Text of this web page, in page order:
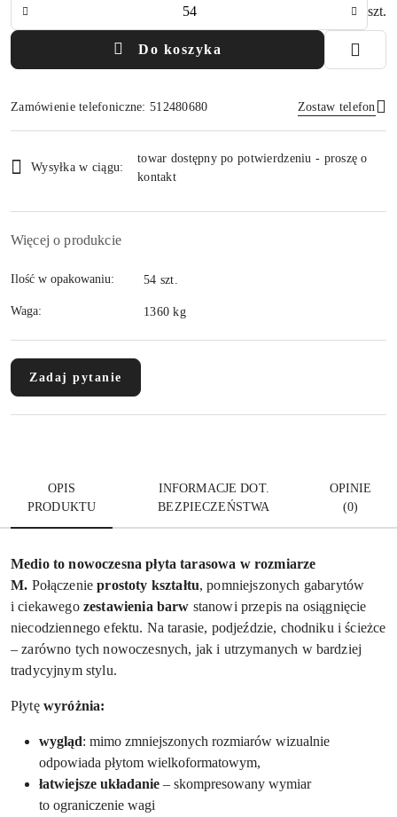
szt.
Do koszyka
Zamówienie telefoniczne: 512480680 Zostaw telefon
Wyślij
i
Wysyłka w ciągu:
towar dostępny po potwierdzeniu - proszę o
kontakt
Więcej o produkcie
Ilość w opakowaniu: 54 szt.
Waga: 1360 kg
Zadaj pytanie
OPIS
PRODUKTU
INFORMACJE DOT.
BEZPIECZEŃSTWA
OPINIE
(0)
Medio to nowoczesna płyta tarasowa w rozmiarze
M. Połączenie prostoty kształtu, pomniejszonych gabarytów
i ciekawego zestawienia barw stanowi przepis na osiągnięcie
niecodziennego efektu. Na tarasie, podjeździe, chodniku i ścieżce
– zarówno tych nowoczesnych, jak i utrzymanych w bardziej
tradycyjnym stylu.
Płytę wyróżnia:
wygląd: mimo zmniejszonych rozmiarów wizualnie
odpowiada płytom wielkoformatowym,
łatwiejsze układanie – skompresowany wymiar
to ograniczenie wagi